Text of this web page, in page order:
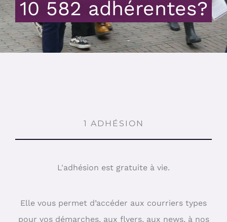
10 582 adhérentes?
1 ADHÉSION
L'adhésion est gratuite à vie.
Elle vous permet d’accéder aux courriers types
pour vos démarches, aux flyers, aux news, à nos